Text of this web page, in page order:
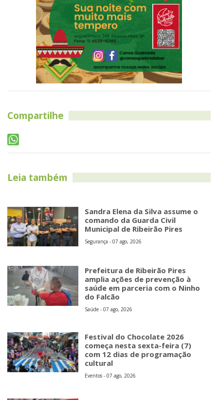
Compartilhe
Leia também
Sandra Elena da Silva assume o
comando da Guarda Civil
Municipal de Ribeirão Pires
Segurança - 07 ago, 2026
Prefeitura de Ribeirão Pires
amplia ações de prevenção à
saúde em parceria com o Ninho
do Falcão
Saúde - 07 ago, 2026
Festival do Chocolate 2026
começa nesta sexta-feira (7)
com 12 dias de programação
cultural
Eventos - 07 ago, 2026